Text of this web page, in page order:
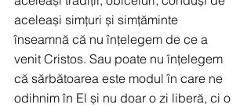
aceleași simțuri și simțăminte
înseamnă că nu înțelegem de ce a
venit Cristos. Sau poate nu înțelegem
că sărbătoarea este modul în care ne
odihnim în El și nu doar o zi liberă, ci o